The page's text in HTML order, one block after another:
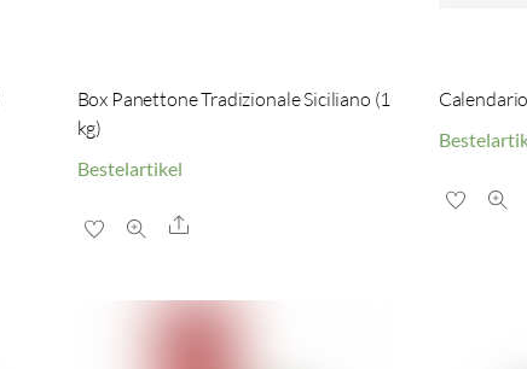
Box Panettone Tradizionale Siciliano (1
kg)
Bestelartikel
Share